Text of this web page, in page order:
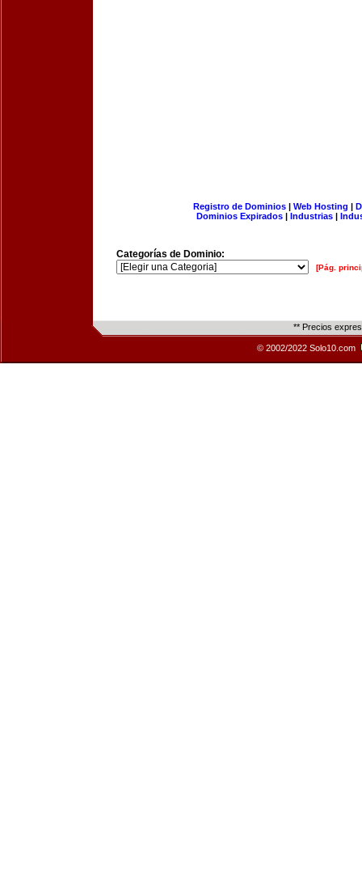
Registro de Dominios| Web Hosting |
Dominios Expirados | Industrias |
Categorías de Dominio:
[Pág.
** Precios
© 2002/2022 Solo10.com